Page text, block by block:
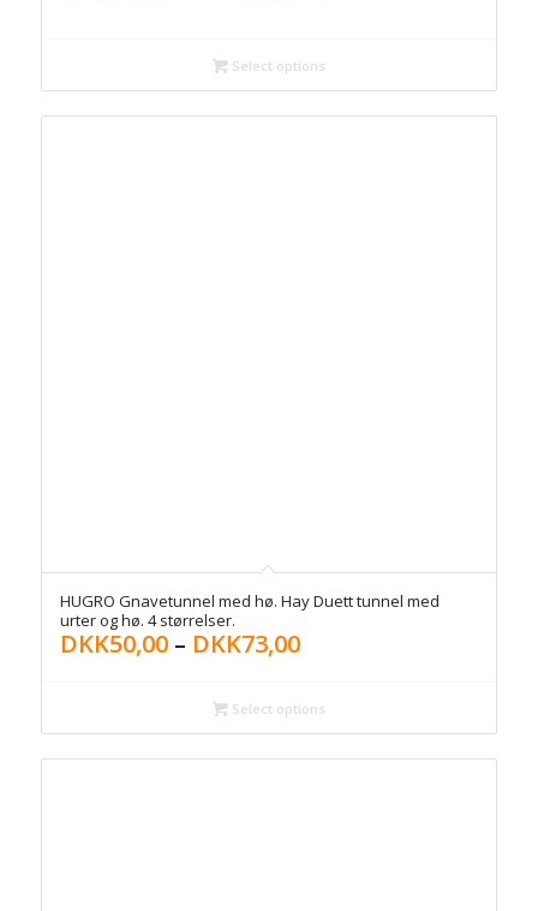
Select options
HUGRO Gnavetunnel med hø. Hay Duett tunnel med
urter og hø. 4 størrelser.
DKK50,00– DKK73,00
Select options